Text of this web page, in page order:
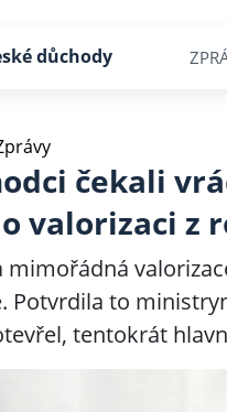
důchody
čekali
valorizaci z
mimořádná
Potvrdila to
tentokrát